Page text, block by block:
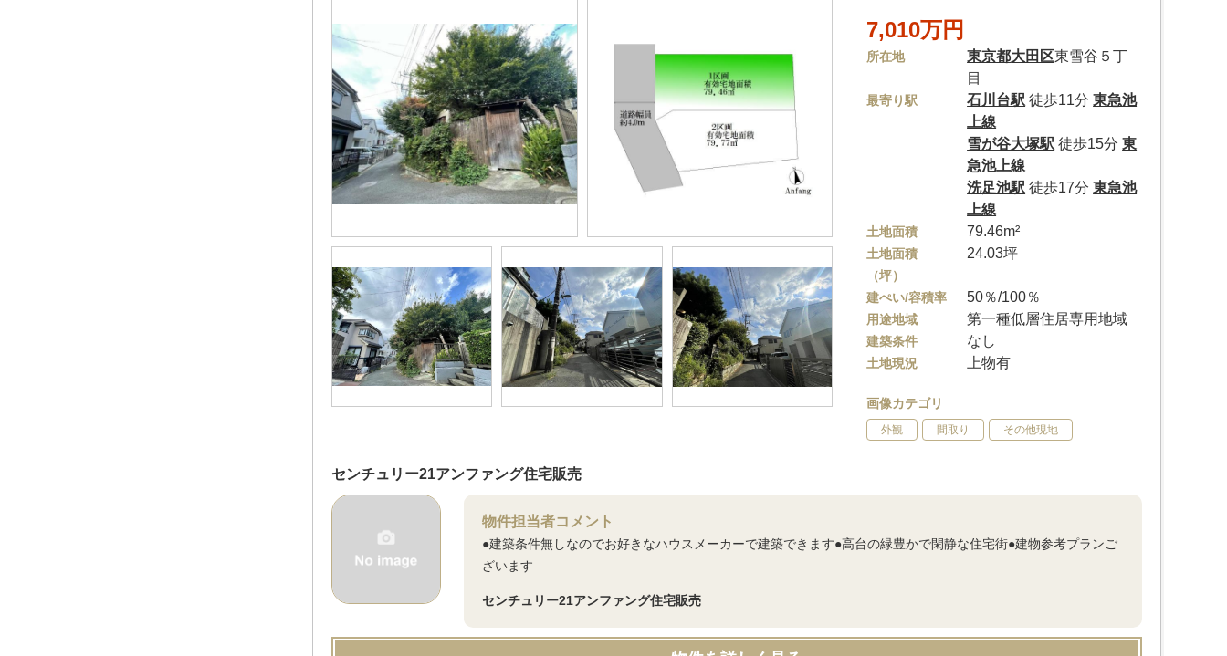
7,010万円
所在地 東京都大田区東雪谷５丁
目
最寄り駅 石川台駅 徒歩11分東急池
上線
雪が谷大塚駅 徒歩15分東
急池上線
洗足池駅 徒歩17分東急池
上線
土地面積 79.46m²
土地面積
（坪）
24.03坪
建ぺい/容積率 50％/100％
用途地域 第一種低層住居専用地域
建築条件 なし
土地現況 上物有
画像カテゴリ
外観 間取り その他現地
センチュリー21アンファング住宅販売
物件担当者コメント
●建築条件無しなのでお好きなハウスメーカーで建築できます●高台の緑豊かで閑静な住宅街●建物参考プランご
ざいます
センチュリー21アンファング住宅販売